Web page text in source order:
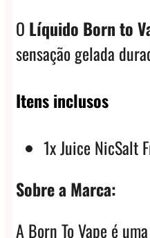
O Líquido Born to
sensação gelada
Itens inclusos
1x Juice NicSalt
Sobre a Marca:
A Born To Vape é